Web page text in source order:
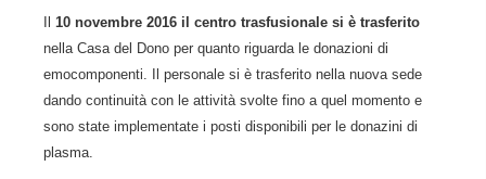
Il 10 novembre 2016 il centro trasfusionale si è trasferito
nella Casa del Dono per quanto riguarda le donazioni di
emocomponenti. Il personale si è trasferito nella nuova sede
dando continuità con le attività svolte fino a quel momento e
sono state implementate i posti disponibili per le donazini di
plasma.